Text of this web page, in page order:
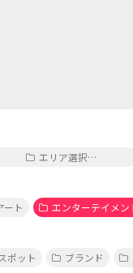
エリア選択…
ート エンターテイメン
スポット ブランド